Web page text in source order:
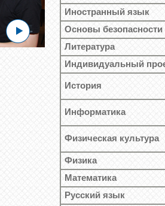
Иностранный язык
Основы
Литература
Индивидуальный
История
Информатика
Физическая культура
Физика
Математика
Русский язык